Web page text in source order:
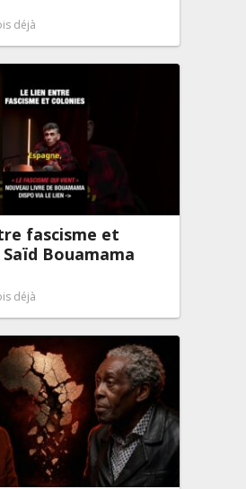
déjà
fascisme et
Bouamama
déjà